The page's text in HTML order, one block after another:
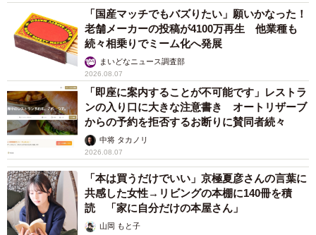
「国産マッチでもバズりたい」願いかなった！
老舗メーカーの投稿が4100万再生 他業種も
続々相乗りでミーム化へ発展
まいどなニュース調査部
2026.08.07
「即座に案内することが不可能です」レストラ
ンの入り口に大きな注意書き オートリザーブ
からの予約を拒否するお断りに賛同者続々
中将 タカノリ
2026.08.07
「本は買うだけでいい」京極夏彦さんの言葉に
共感した女性→リビングの本棚に140冊を積
読 「家に自分だけの本屋さん」
山岡 もと子